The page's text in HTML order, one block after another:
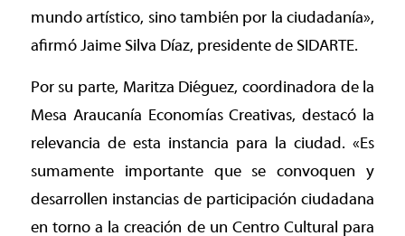
mundo artístico, sino también por la ciudadanía»,
afirmó Jaime Silva Díaz, presidente de SIDARTE.
Por su parte, Maritza Diéguez, coordinadora de la
Mesa Araucanía Economías Creativas, destacó la
relevancia de esta instancia para la ciudad. «Es
sumamente importante que se convoquen y
desarrollen instancias de participación ciudadana
en torno a la creación de un Centro Cultural para